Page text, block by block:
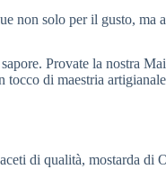
non solo per il gusto, ma
Provate la nostra
di maestria
di qualità, mostarda di